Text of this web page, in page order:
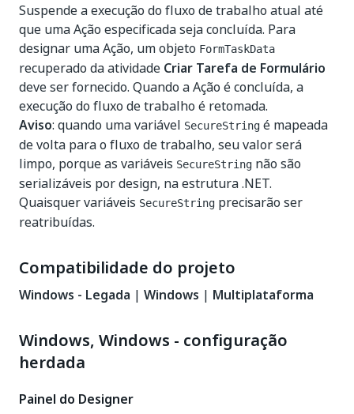
Suspende a execução do fluxo de trabalho atual até
que uma Ação especificada seja concluída. Para
designar uma Ação, um objeto FormTaskData
recuperado da atividade Criar Tarefa de Formulário
deve ser fornecido. Quando a Ação é concluída, a
execução do fluxo de trabalho é retomada.
Aviso: quando uma variável SecureString é mapeada
de volta para o fluxo de trabalho, seu valor será
limpo, porque as variáveis SecureString não são
serializáveis por design, na estrutura .NET.
Quaisquer variáveis SecureString precisarão ser
reatribuídas.
Compatibilidade do projeto
Windows - Legada | Windows | Multiplataforma
Windows, Windows - configuração
herdada
Painel do Designer